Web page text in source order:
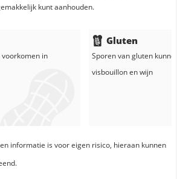
kunt aanhouden.
in
Gluten
Sporen van gluten
visbouillonenwijn
informatie is voor eigen risico, hieraan kunnen